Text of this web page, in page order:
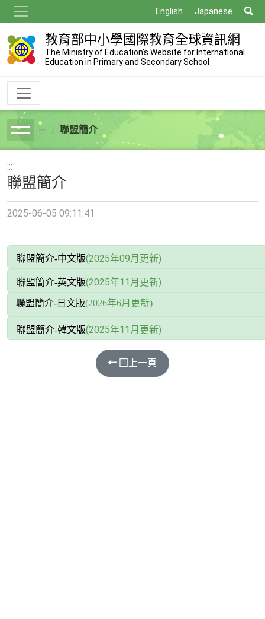
到
主
要
內
English Japanese
尋
教育部中小學國際教育全球資訊網
The Ministry of Education's Website for International
Education in Primary and Secondary School
breadcrumb聯盟簡介
:::
聯盟簡介
2025-06-05 09:11:41
聯盟簡介-中文版(2025年09月更新)
聯盟簡介-英文版(2025年11月更新)
聯盟簡介-日文版(2026年6月更新)
聯盟簡介-韓文版(2025年11月更新)
回上一頁